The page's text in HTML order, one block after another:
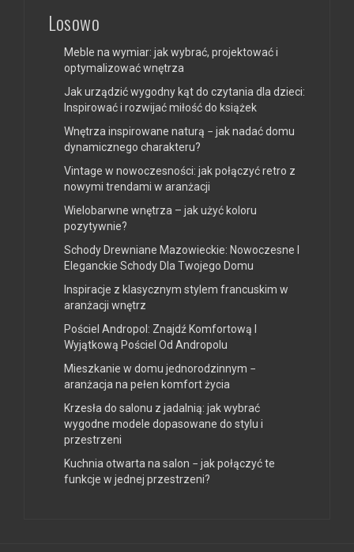
Losowo
Meble na wymiar: jak wybrać, projektować i
optymalizować wnętrza
Jak urządzić wygodny kąt do czytania dla dzieci:
Inspirować i rozwijać miłość do książek
Wnętrza inspirowane naturą − jak nadać domu
dynamicznego charakteru?
Vintage w nowoczesności: jak połączyć retro z
nowymi trendami w aranżacji
Wielobarwne wnętrza – jak użyć koloru
pozytywnie?
Schody Drewniane Mazowieckie: Nowoczesne I
Eleganckie Schody Dla Twojego Domu
Inspiracje z klasycznym stylem francuskim w
aranżacji wnętrz
Pościel Andropol: Znajdź Komfortową I
Wyjątkową Pościel Od Andropolu
Mieszkanie w domu jednorodzinnym −
aranżacja na pełen komfort życia
Krzesła do salonu z jadalnią: jak wybrać
wygodne modele dopasowane do stylu i
przestrzeni
Kuchnia otwarta na salon − jak połączyć te
funkcje w jednej przestrzeni?